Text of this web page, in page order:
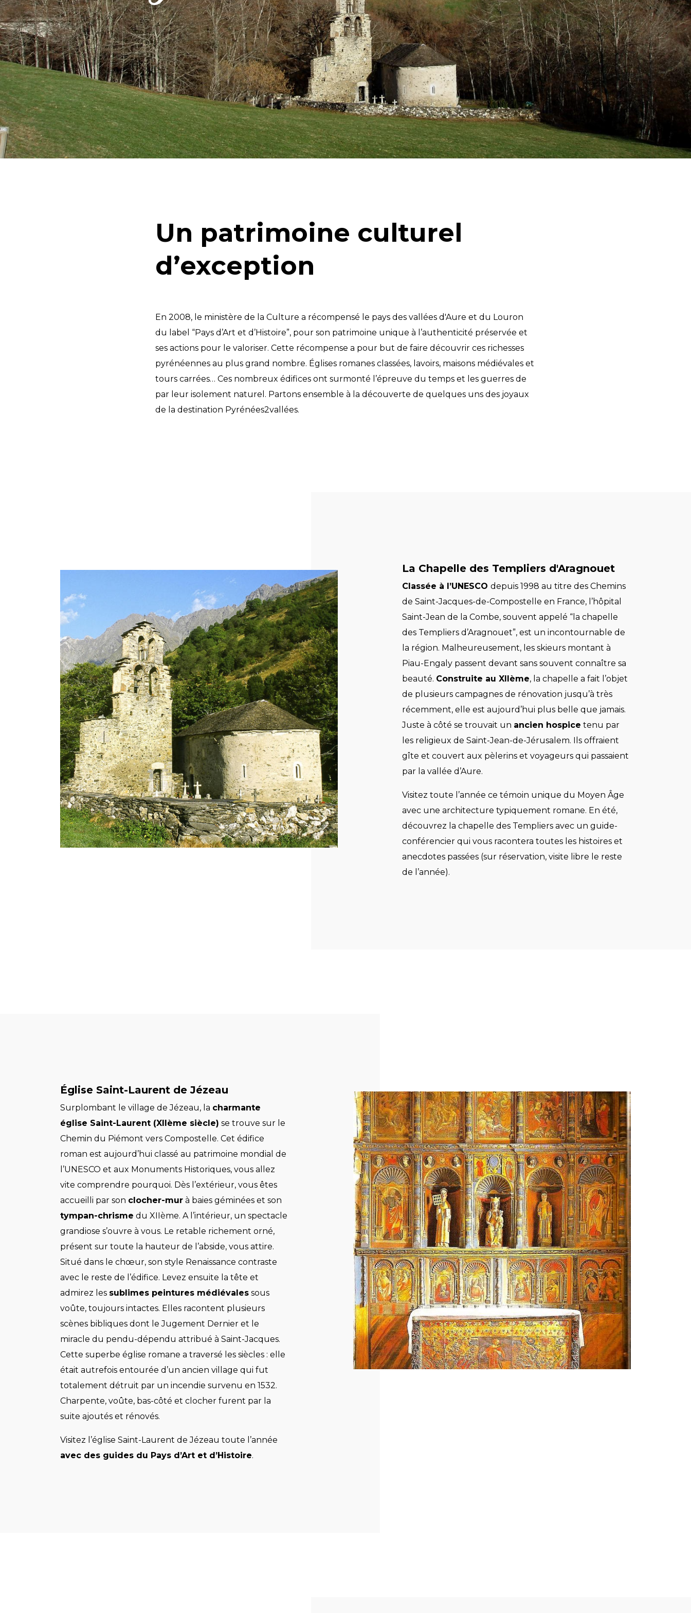
Un patrimoine culturel
d’exception
En 2008, le ministère de la Culture a récompensé le pays des vallées d'Aure et du Louron
du label “Pays d’Art et d’Histoire”, pour son patrimoine unique à l’authenticité préservée et
ses actions pour le valoriser. Cette récompense a pour but de faire découvrir ces richesses
pyrénéennes au plus grand nombre. Églises romanes classées, lavoirs, maisons médiévales et
tours carrées… Ces nombreux édifices ont surmonté l’épreuve du temps et les guerres de
par leur isolement naturel. Partons ensemble à la découverte de quelques uns des joyaux
de la destination Pyrénées2vallées.
La Chapelle des Templiers d'Aragnouet
Classée à l’UNESCO depuis 1998 au titre des Chemins
de Saint-Jacques-de-Compostelle en France, l’hôpital
Saint-Jean de la Combe, souvent appelé “la chapelle
des Templiers d’Aragnouet”, est un incontournable de
la région. Malheureusement, les skieurs montant à
Piau-Engaly passent devant sans souvent connaître sa
beauté. Construite au XIIème, la chapelle a fait l’objet
de plusieurs campagnes de rénovation jusqu’à très
récemment, elle est aujourd’hui plus belle que jamais.
Juste à côté se trouvait un ancien hospice tenu par
les religieux de Saint-Jean-de-Jérusalem. Ils offraient
gîte et couvert aux pèlerins et voyageurs qui passaient
par la vallée d’Aure.
Visitez toute l’année ce témoin unique du Moyen Âge
avec une architecture typiquement romane. En été,
découvrez la chapelle des Templiers avec un guide-
conférencier qui vous racontera toutes les histoires et
anecdotes passées (sur réservation, visite libre le reste
de l’année).
Église Saint-Laurent de Jézeau
Surplombant le village de Jézeau, la charmante
église Saint-Laurent (XIIème siècle) se trouve sur le
Chemin du Piémont vers Compostelle. Cet édifice
roman est aujourd’hui classé au patrimoine mondial de
l’UNESCO et aux Monuments Historiques, vous allez
vite comprendre pourquoi. Dès l’extérieur, vous êtes
accueilli par son clocher-mur à baies géminées et son
tympan-chrisme du XIIème. A l’intérieur, un spectacle
grandiose s’ouvre à vous. Le retable richement orné,
présent sur toute la hauteur de l’abside, vous attire.
Situé dans le chœur, son style Renaissance contraste
avec le reste de l’édifice. Levez ensuite la tête et
admirez les sublimes peintures médiévales sous
voûte, toujours intactes. Elles racontent plusieurs
scènes bibliques dont le Jugement Dernier et le
miracle du pendu-dépendu attribué à Saint-Jacques.
Cette superbe église romane a traversé les siècles : elle
était autrefois entourée d’un ancien village qui fut
totalement détruit par un incendie survenu en 1532.
Charpente, voûte, bas-côté et clocher furent par la
suite ajoutés et rénovés.
Visitez l’église Saint-Laurent de Jézeau toute l’année
avec des guides du Pays d’Art et d’Histoire.